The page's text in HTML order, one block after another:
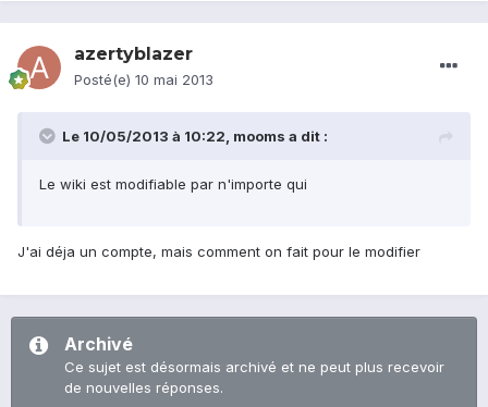
azertyblazer
Posté(e) 10 mai 2013
Le 10/05/2013 à 10:22, mooms a dit :
Le wiki est modifiable par n'importe qui
J'ai déja un compte, mais comment on fait pour le modifier
Archivé
Ce sujet est désormais archivé et ne peut plus recevoir
de nouvelles réponses.